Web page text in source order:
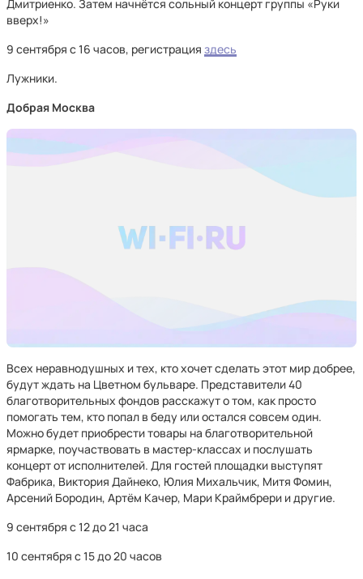
Дмитриенко. Затем начнётся сольный концерт группы «Руки
вверх!»
9 сентября с 16 часов, регистрация здесь
Лужники.
Добрая Москва
Всех неравнодушных и тех, кто хочет сделать этот мир добрее,
будут ждать на Цветном бульваре. Представители 40
благотворительных фондов расскажут о том, как просто
помогать тем, кто попал в беду или остался совсем один.
Можно будет приобрести товары на благотворительной
ярмарке, поучаствовать в мастер-классах и послушать
концерт от исполнителей. Для гостей площадки выступят
Фабрика, Виктория Дайнеко, Юлия Михальчик, Митя Фомин,
Арсений Бородин, Артём Качер, Мари Краймбрери и другие.
9 сентября с 12 до 21 часа
10 сентября с 15 до 20 часов